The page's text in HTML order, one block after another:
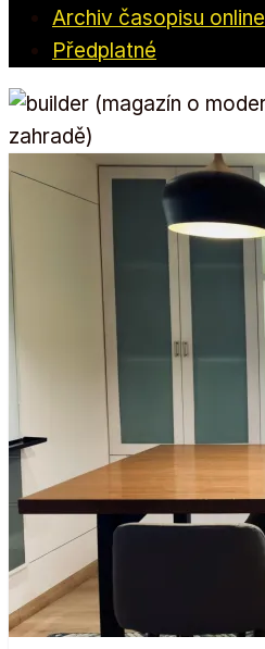
Archiv časopisu online
Předplatné